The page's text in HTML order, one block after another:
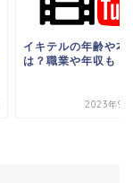
イキテルの年齢や本
は？職業や年収も！
2023年9